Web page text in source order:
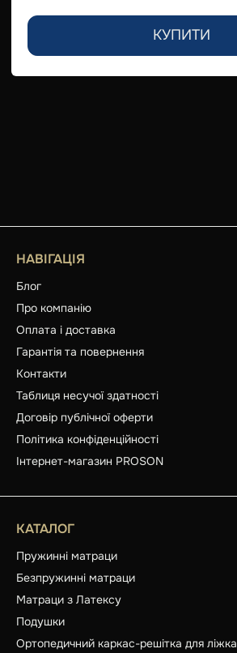
КУПИТИ
НАВІГАЦІЯ
Блог
Про компанію
Оплата і доставка
Гарантія та повернення
Контакти
Таблиця несучої здатності
Договір публічної оферти
Політика конфіденційності
Інтернет-магазин PROSON
КАТАЛОГ
Пружинні матраци
Безпружинні матраци
Матраци з Латексу
Подушки
Ортопедичний каркас-решітка для ліжка